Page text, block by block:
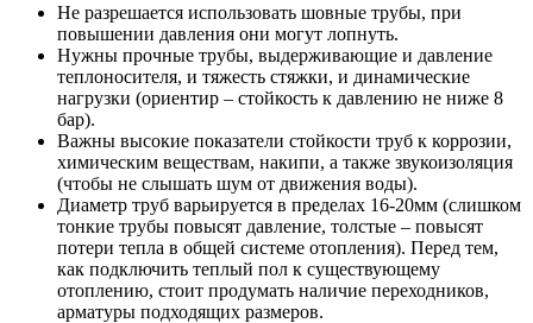
Не разрешается использовать шовные трубы, при
повышении давления они могут лопнуть.
Нужны прочные трубы, выдерживающие и давление
теплоносителя, и тяжесть стяжки, и динамические
нагрузки (ориентир – стойкость к давлению не ниже 8
бар).
Важны высокие показатели стойкости труб к коррозии,
химическим веществам, накипи, а также звукоизоляция
(чтобы не слышать шум от движения воды).
Диаметр труб варьируется в пределах 16-20мм (слишком
тонкие трубы повысят давление, толстые – повысят
потери тепла в общей системе отопления). Перед тем,
как подключить теплый пол к существующему
отоплению, стоит продумать наличие переходников,
арматуры подходящих размеров.